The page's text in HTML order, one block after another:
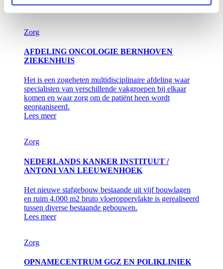
Lees meer
Zorg
AFDELING ONCOLOGIE BERNHOVEN
ZIEKENHUIS
Het is een zogeheten multidisciplinaire afdeling waar
specialisten van verschillende vakgroepen bij elkaar
komen en waar zorg om de patiënt heen wordt
georganiseerd.
Lees meer
Zorg
NEDERLANDS KANKER INSTITUUT /
ANTONI VAN LEEUWENHOEK
Het nieuwe stafgebouw bestaande uit vijf bouwlagen
en ruim 4.000 m2 bruto vloeroppervlakte is gerealiseerd
tussen diverse bestaande gebouwen.
Lees meer
Zorg
OPNAMECENTRUM GGZ EN POLIKLINIEK